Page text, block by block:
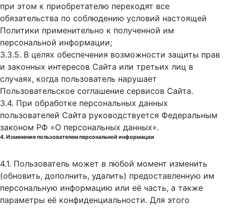
при этом к приобретателю переходят все
обязательства по соблюдению условий настоящей
Политики применительно к полученной им
персональной информации;
3.3.5. В целях обеспечения возможности защиты прав
и законных интересов Сайта или третьих лиц в
случаях, когда пользователь нарушает
Пользовательское соглашение сервисов Сайта.
3.4. При обработке персональных данных
пользователей Сайта руководствуется Федеральным
законом РФ «О персональных данных».
4. Изменение пользователем персональной информации
4.1. Пользователь может в любой момент изменить
(обновить, дополнить, удалить) предоставленную им
персональную информацию или её часть, а также
параметры её конфиденциальности. Для этого